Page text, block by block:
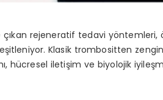
çıkan rejeneratif tedavi
Klasik trombositten
hücresel iletişim ve biyolojik